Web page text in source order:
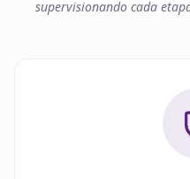
supervisionando cada